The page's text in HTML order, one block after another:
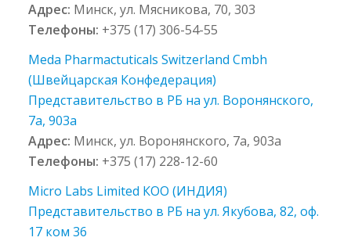
Адрес: Минск, ул. Мясникова, 70, 303
Телефоны: +375 (17) 306-54-55
Meda Pharmactuticals Switzerland Cmbh
(Швейцарская Конфедерация)
Представительство в РБ на ул. Воронянского,
7а, 903а
Адрес: Минск, ул. Воронянского, 7а, 903а
Телефоны: +375 (17) 228-12-60
Micro Labs Limited КОО (ИНДИЯ)
Представительство в РБ на ул. Якубова, 82, оф.
17 ком 36